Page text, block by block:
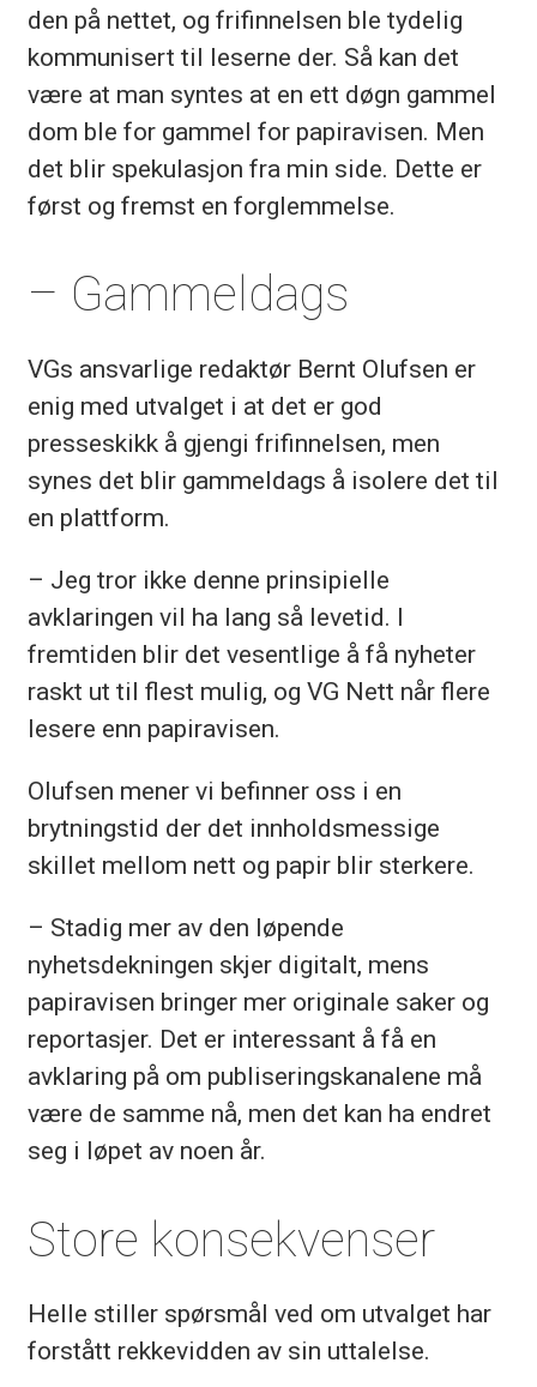
den på nettet, og frifinnelsen ble tydelig
kommunisert til leserne der. Så kan det
være at man syntes at en ett døgn gammel
dom ble for gammel for papiravisen. Men
det blir spekulasjon fra min side. Dette er
først og fremst en forglemmelse.
– Gammeldags
VGs ansvarlige redaktør Bernt Olufsen er
enig med utvalget i at det er god
presseskikk å gjengi frifinnelsen, men
synes det blir gammeldags å isolere det til
en plattform.
– Jeg tror ikke denne prinsipielle
avklaringen vil ha lang så levetid. I
fremtiden blir det vesentlige å få nyheter
raskt ut til flest mulig, og VG Nett når flere
lesere enn papiravisen.
Olufsen mener vi befinner oss i en
brytningstid der det innholdsmessige
skillet mellom nett og papir blir sterkere.
– Stadig mer av den løpende
nyhetsdekningen skjer digitalt, mens
papiravisen bringer mer originale saker og
reportasjer. Det er interessant å få en
avklaring på om publiseringskanalene må
være de samme nå, men det kan ha endret
seg i løpet av noen år.
Store konsekvenser
Helle stiller spørsmål ved om utvalget har
forstått rekkevidden av sin uttalelse.